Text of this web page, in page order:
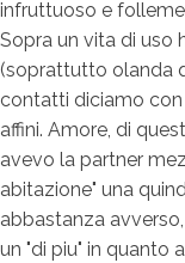
infruttuoso e
Sopra un vita di uso
(soprattutto olanda
contatti diciamo
affini. Amore, di
avevo la partner
abitazione" una
abbastanza
un "di piu" in quanto